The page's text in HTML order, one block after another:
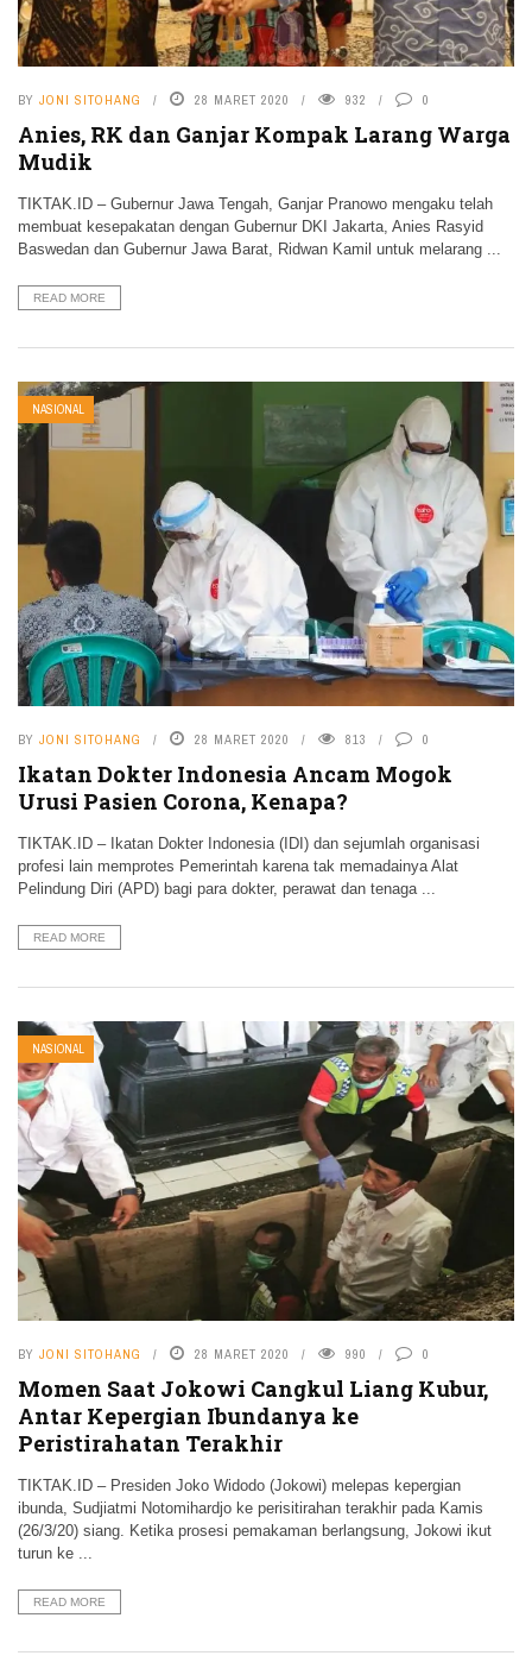
BY JONI SITOHANG 28 MARET 2020 932 0
Anies, RK dan Ganjar Kompak Larang Warga
Mudik
TIKTAK.ID – Gubernur Jawa Tengah, Ganjar Pranowo mengaku telah
membuat kesepakatan dengan Gubernur DKI Jakarta, Anies Rasyid
Baswedan dan Gubernur Jawa Barat, Ridwan Kamil untuk melarang ...
READ MORE
NASIONAL
BY JONI SITOHANG 28 MARET 2020 813 0
Ikatan Dokter Indonesia Ancam Mogok
Urusi Pasien Corona, Kenapa?
TIKTAK.ID – Ikatan Dokter Indonesia (IDI) dan sejumlah organisasi
profesi lain memprotes Pemerintah karena tak memadainya Alat
Pelindung Diri (APD) bagi para dokter, perawat dan tenaga ...
READ MORE
NASIONAL
BY JONI SITOHANG 28 MARET 2020 990 0
Momen Saat Jokowi Cangkul Liang Kubur,
Antar Kepergian Ibundanya ke
Peristirahatan Terakhir
TIKTAK.ID – Presiden Joko Widodo (Jokowi) melepas kepergian
ibunda, Sudjiatmi Notomihardjo ke perisitirahan terakhir pada Kamis
(26/3/20) siang. Ketika prosesi pemakaman berlangsung, Jokowi ikut
turun ke ...
READ MORE